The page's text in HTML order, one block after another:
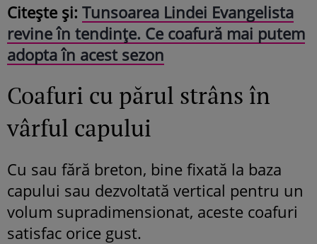
Citeşte și: Tunsoarea Lindei Evangelista
revine în tendințe. Ce coafură mai putem
adopta în acest sezon
Coafuri cu părul strâns în
vârful capului
Cu sau fără breton, bine fixată la baza
capului sau dezvoltată vertical pentru un
volum supradimensionat, aceste coafuri
satisfac orice gust.